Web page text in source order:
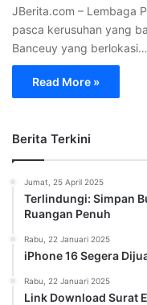
JBerita.com – Lembaga
pasca kerusuhan yang
Banceuy yang berlokasi…
Read More »
Berita Terkini
Jumat, 25 April 2025
Terlindungi: Simpan
Ruangan Penuh
Rabu, 22 Januari 2025
iPhone 16 Segera
Rabu, 22 Januari 2025
Link Download Surat